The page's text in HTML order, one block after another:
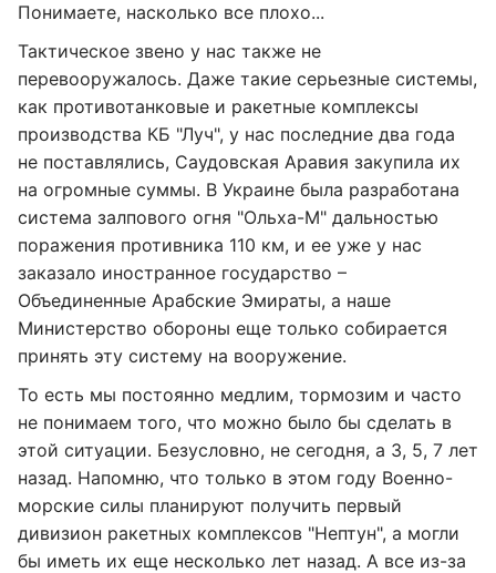
Понимаете, насколько все плохо...
Тактическое звено у нас также не
перевооружалось. Даже такие серьезные системы,
как противотанковые и ракетные комплексы
производства КБ "Луч", у нас последние два года
не поставлялись, Саудовская Аравия закупила их
на огромные суммы. В Украине была разработана
система залпового огня "Ольха-М" дальностью
поражения противника 110 км, и ее уже у нас
заказало иностранное государство –
Объединенные Арабские Эмираты, а наше
Министерство обороны еще только собирается
принять эту систему на вооружение.
То есть мы постоянно медлим, тормозим и часто
не понимаем того, что можно было бы сделать в
этой ситуации. Безусловно, не сегодня, а 3, 5, 7 лет
назад. Напомню, что только в этом году Военно-
морские силы планируют получить первый
дивизион ракетных комплексов "Нептун", а могли
бы иметь их еще несколько лет назад. А все из-за